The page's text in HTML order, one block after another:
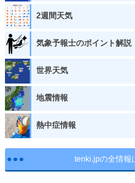
2週間天気
気象予報士のポイント解説
世界天気
地震情報
熱中症情報
tenki.jpの全情報